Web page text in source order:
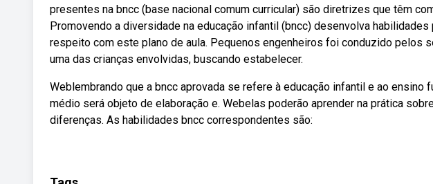
presentes na bncc (base nacional comum curricular) são diretrizes que têm
Promovendo a diversidade na educação infantil (bncc) desenvolva
respeito com este plano de aula. Pequenos engenheiros foi conduzido pelos
uma das crianças envolvidas, buscando estabelecer.
Weblembrando que a bncc aprovada se refere à educação infantil e ao ensino
médio será objeto de elaboração e. Webelas poderão aprender na prática
diferenças. As habilidades bncc correspondentes são: